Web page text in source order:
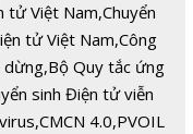
tử Việt Nam,Chuyển
tử Việt Nam,Công
dừng,Bộ Quy tắc ứng
sinh Điện tử viễn
,CMCN 4.0,PVOIL